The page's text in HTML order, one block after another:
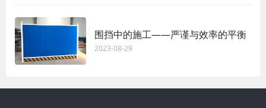
围挡中的施工——严谨与效率的平衡
2023-08-29